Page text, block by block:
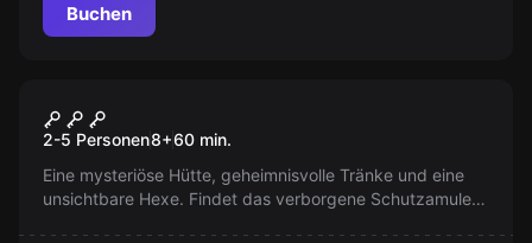
Buchen
Die Hexe
2-5 Personen8+60 min.
Eine mysteriöse Hütte, geheimnisvolle Tränke und eine
unsichtbare Hexe. Findet das verborgene Schutzamulett,